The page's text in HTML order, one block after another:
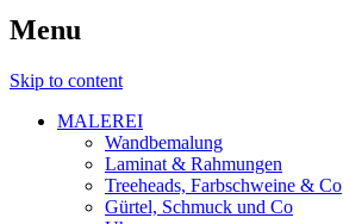
Menu
Skip to content
MALEREI
Wandbemalung
Laminat & Rahmungen
Treeheads, Farbschweine & Co
Gürtel, Schmuck und Co